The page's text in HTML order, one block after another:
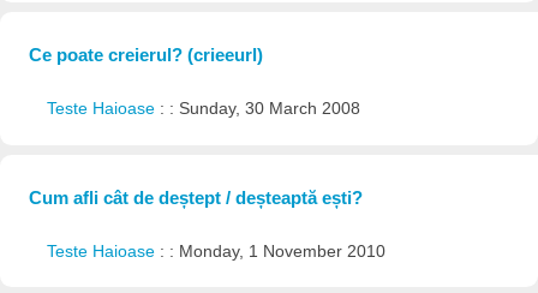
Ce poate creierul? (crieeurl)
Teste Haioase : : Sunday, 30 March 2008
Cum afli cât de deștept / deșteaptă ești?
Teste Haioase : : Monday, 1 November 2010